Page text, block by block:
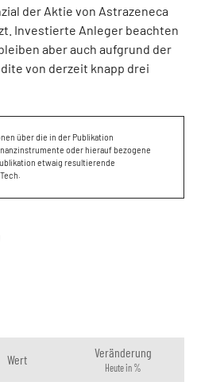
der Aktie von Astrazeneca
Investierte Anleger beachten
aber auch aufgrund der
von derzeit knapp drei
über die in der Publikation
oder hierauf bezogene
etwaig resultierende
Wert Veränderung
Heute in %